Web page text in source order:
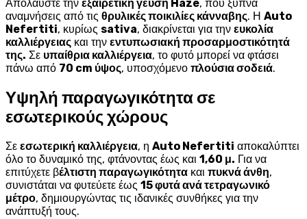
Απολαύστε την εξαιρετική γεύση Haze, που ξυπνά
αναμνήσεις από τις θρυλικές ποικιλίες κάνναβης. Η Auto
Nefertiti, κυρίως sativa, διακρίνεται για την ευκολία
καλλιέργειας και την εντυπωσιακή προσαρμοστικότητά
της. Σε υπαίθρια καλλιέργεια, το φυτό μπορεί να φτάσει
πάνω από 70 cm ύψος, υποσχόμενο πλούσια σοδειά.
Υψηλή παραγωγικότητα σε
εσωτερικούς χώρους
Σε εσωτερική καλλιέργεια, η Auto Nefertiti αποκαλύπτει
όλο το δυναμικό της, φτάνοντας έως και 1,60 μ. Για να
επιτύχετε βέλτιστη παραγωγικότητα και πυκνά άνθη,
συνιστάται να φυτεύετε έως 15 φυτά ανά τετραγωνικό
μέτρο, δημιουργώντας τις ιδανικές συνθήκες για την
ανάπτυξή τους.